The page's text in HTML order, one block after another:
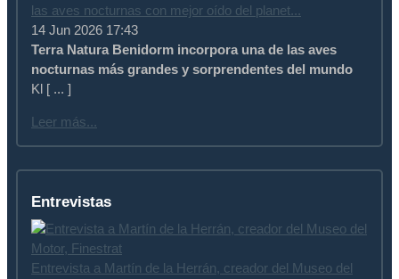
las aves nocturnas con mejor oído del planet...
14 Jun 2026 17:43
Terra Natura Benidorm incorpora una de las aves
nocturnas más grandes y sorprendentes del mundo
Kl [ ... ]
Leer más...
Entrevistas
Entrevista a Martín de la Herrán, creador del Museo del